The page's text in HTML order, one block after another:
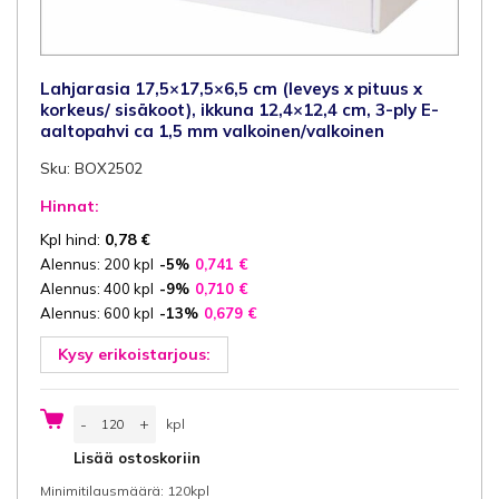
Lahjarasia 17,5×17,5×6,5 cm (leveys x pituus x
korkeus/ sisäkoot), ikkuna 12,4×12,4 cm, 3-ply E-
aaltopahvi ca 1,5 mm valkoinen/valkoinen
Sku: BOX2502
Hinnat:
Kpl hind: 0,78 €
Alennus: 200 kpl -5% 0,741 €
Alennus: 400 kpl -9% 0,710 €
Alennus: 600 kpl -13% 0,679 €
Kysy erikoistarjous:
-
17,5x17,5x6,5
(leveys
pituus
kpl
+ kpl
Lisää ostoskoriin
Minimitilausmäärä: 120kpl